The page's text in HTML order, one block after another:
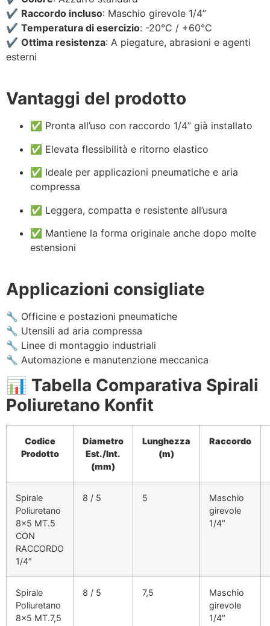
✔️ Raccordo incluso: Maschio girevole 1/4”
✔️ Temperatura di esercizio: -20°C / +60°C
✔️ Ottima resistenza: A piegature, abrasioni e agenti
esterni
Vantaggi del prodotto
✅ Pronta all’uso con raccordo 1/4” già installato
✅ Elevata flessibilità e ritorno elastico
✅ Ideale per applicazioni pneumatiche e aria
compressa
✅ Leggera, compatta e resistente all’usura
✅ Mantiene la forma originale anche dopo molte
estensioni
Applicazioni consigliate
🔧 Officine e postazioni pneumatiche
🔧 Utensili ad aria compressa
🔧 Linee di montaggio industriali
🔧 Automazione e manutenzione meccanica
📊 Tabella Comparativa Spirali
Poliuretano Konfit
Codice
Prodotto
Diametro
Est./Int.
(mm)
Lunghezza
(m)
Raccordo
Spirale
Poliuretano
8×5 MT.5
CON
RACCORDO
1/4″
8 / 5 5
Maschio
girevole
1/4″
Spirale
Poliuretano
8×5 MT.7,5
8 / 5 7,5
Maschio
girevole
1/4″